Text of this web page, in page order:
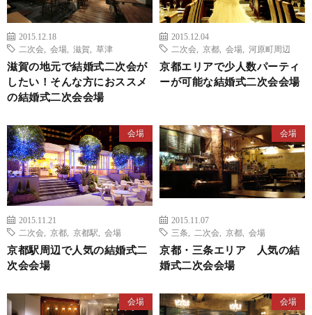
2015.12.18
二次会
会場 滋賀 草津
滋賀の地元で結婚式二次会が
したい！そんな方におススメ
の結婚式二次会会場
2015.12.04
二次会
京都 会場 河原町周辺
京都エリアで少人数パーティ
ーが可能な結婚式二次会会場
会場
2015.11.21
二次会
京都 京都駅 会場
京都駅周辺で人気の結婚式二
次会会場
会場
2015.11.07
三条
二次会 京都 会場
京都・三条エリア 人気の結
婚式二次会会場
会場 会場